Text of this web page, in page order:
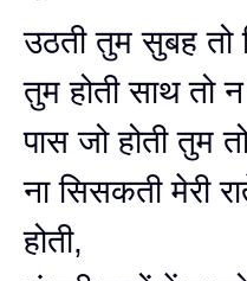
उठती तुम सुबह तो
तुम होती साथ तो
पास जो होती तुम
ना सिसकती मेरी
होती,